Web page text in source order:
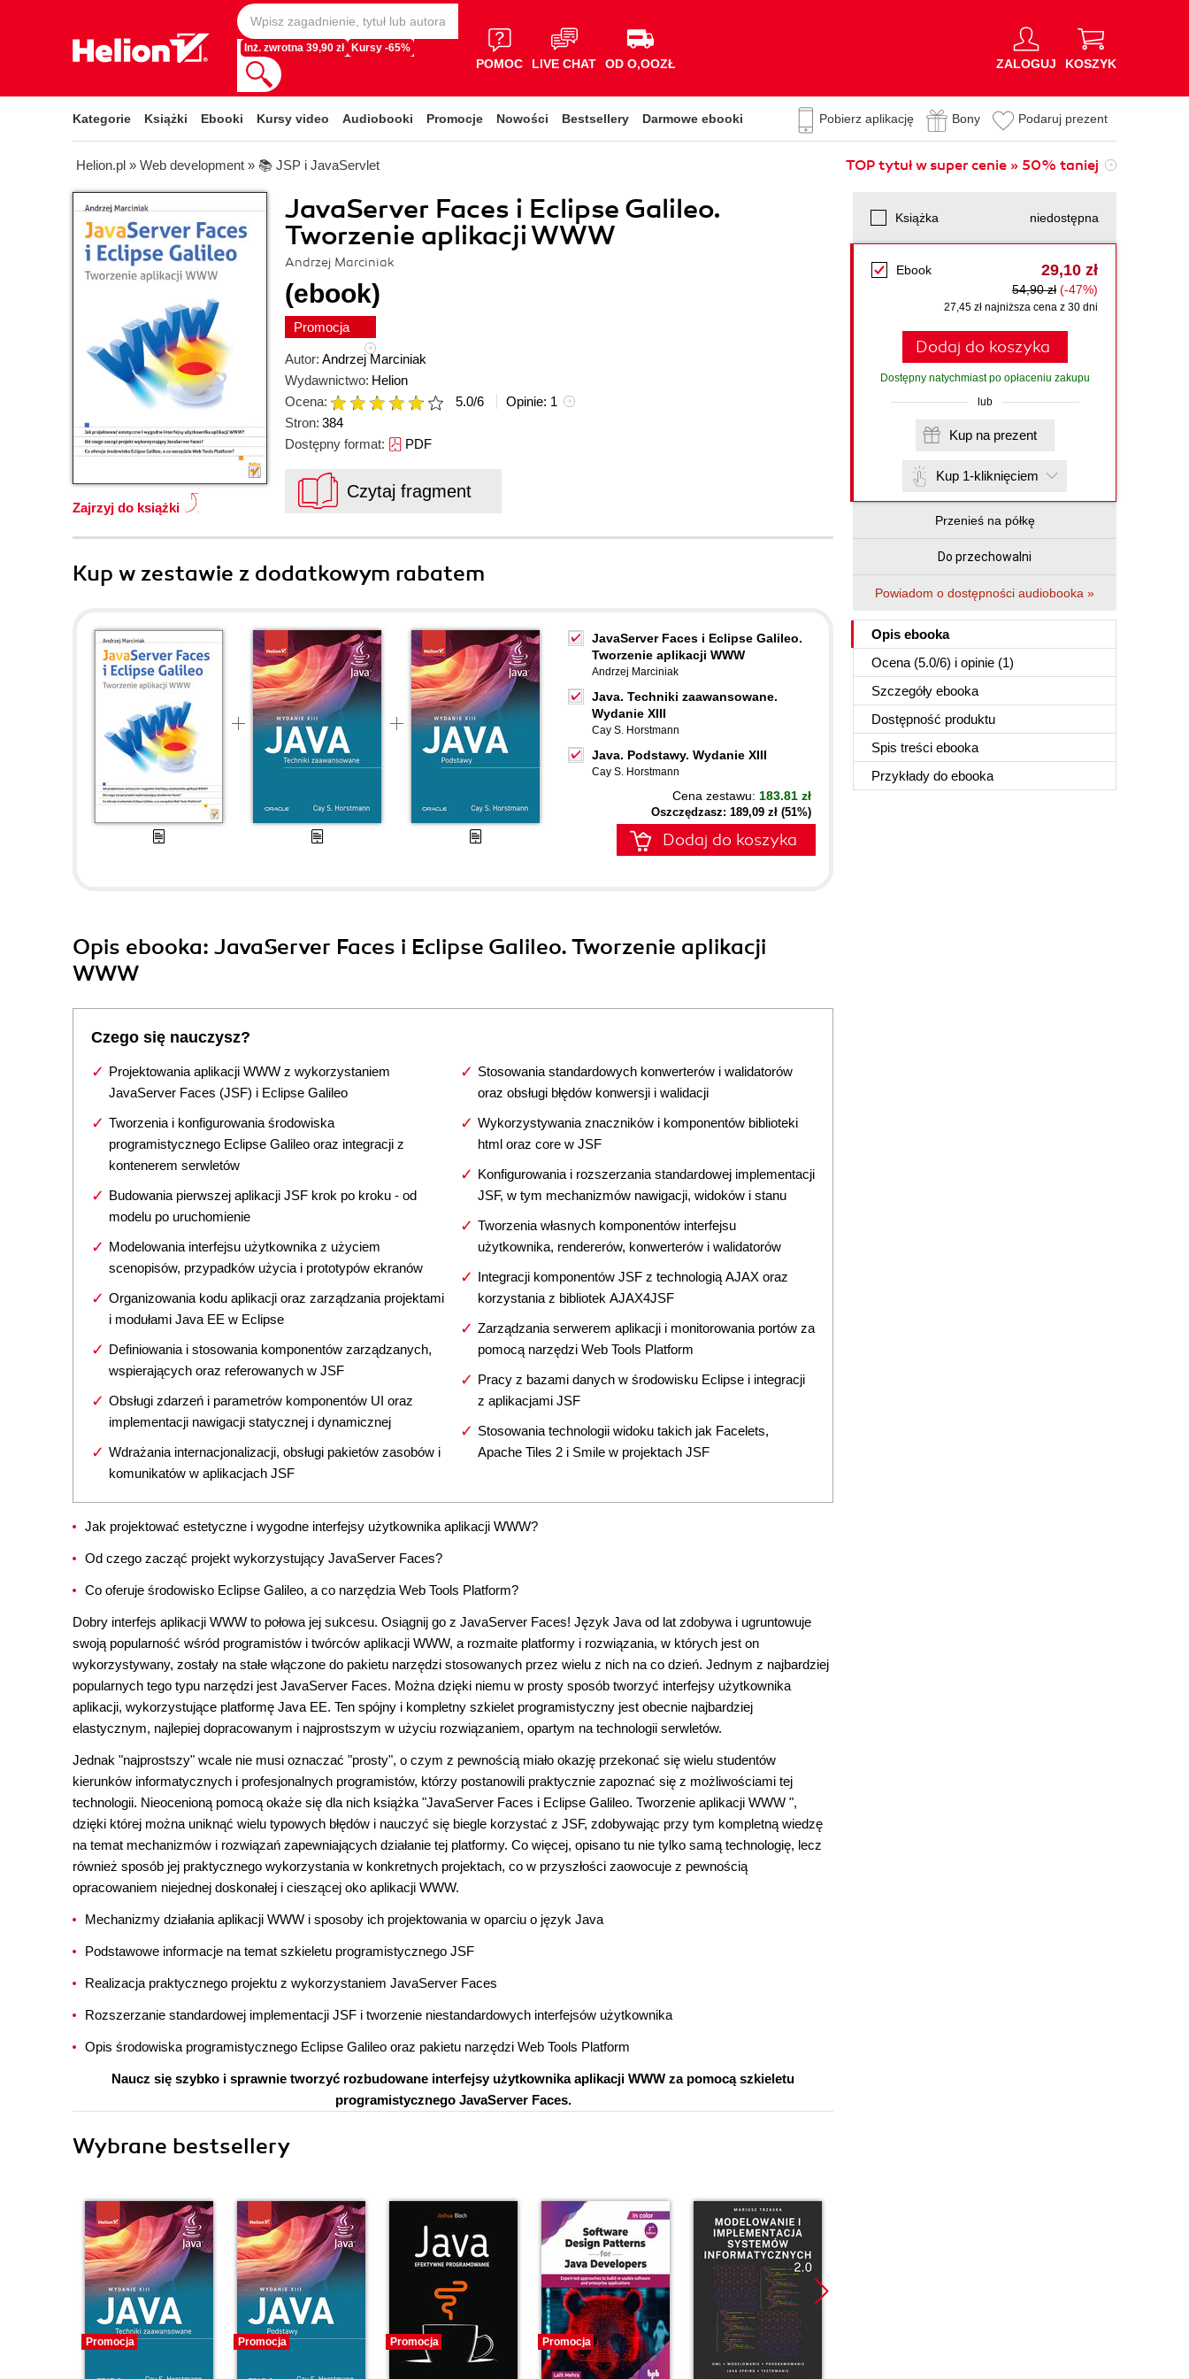
Inż. zwrotna 39,90 zł Kursy -65%
POMOC LIVE CHAT OD O,OOZŁ ZALOGUJ KOSZYK
Kategorie Książki Ebooki Kursy video Audiobooki Promocje Nowości Bestsellery Darmowe ebooki Pobierz aplikację Bony Podaruj prezent
Helion.pl » Web development » 📚 JSP i JavaServlet TOP tytuł w super cenie » 50% taniej
JavaServer Faces i Eclipse Galileo.
Tworzenie aplikacji WWW
Andrzej Marciniak
(ebook)
Promocja
Zajrzyj do książki
Autor: Andrzej Marciniak
Wydawnictwo: Helion
Ocena:
5.0/6 Opinie: 1
Stron: 384
Dostępny format: PDF
Czytaj fragment
Książka niedostępna
Ebook 29,10 zł
54,90 zł (-47%)
27,45 zł najniższa cena z 30 dni
Dodaj do koszyka
Dostępny natychmiast po opłaceniu zakupu
lub
Kup na prezent
Kup 1-kliknięciem
Przenieś na półkę
Do przechowalni
Powiadom o dostępności audiobooka »
Opis ebooka
Ocena (5.0/6) i opinie (1)
Szczegóły ebooka
Dostępność produktu
Spis treści ebooka
Przykłady do ebooka
Kup w zestawie z dodatkowym rabatem
JavaServer Faces i Eclipse Galileo.
Tworzenie aplikacji WWW
Andrzej Marciniak
Java. Techniki zaawansowane.
Wydanie XIII
Cay S. Horstmann
Java. Podstawy. Wydanie XIII
Cay S. Horstmann
Cena zestawu: 183.81 zł
Oszczędzasz: 189,09 zł (51%)
Dodaj do koszyka
Opis ebooka: JavaServer Faces i Eclipse Galileo. Tworzenie aplikacji
WWW
Czego się nauczysz?
Projektowania aplikacji WWW z wykorzystaniem
JavaServer Faces (JSF) i Eclipse Galileo
Tworzenia i konfigurowania środowiska
programistycznego Eclipse Galileo oraz integracji z
kontenerem serwletów
Budowania pierwszej aplikacji JSF krok po kroku - od
modelu po uruchomienie
Modelowania interfejsu użytkownika z użyciem
scenopisów, przypadków użycia i prototypów ekranów
Organizowania kodu aplikacji oraz zarządzania projektami
i modułami Java EE w Eclipse
Definiowania i stosowania komponentów zarządzanych,
wspierających oraz referowanych w JSF
Obsługi zdarzeń i parametrów komponentów UI oraz
implementacji nawigacji statycznej i dynamicznej
Wdrażania internacjonalizacji, obsługi pakietów zasobów i
komunikatów w aplikacjach JSF
Stosowania standardowych konwerterów i walidatorów
oraz obsługi błędów konwersji i walidacji
Wykorzystywania znaczników i komponentów biblioteki
html oraz core w JSF
Konfigurowania i rozszerzania standardowej implementacji
JSF, w tym mechanizmów nawigacji, widoków i stanu
Tworzenia własnych komponentów interfejsu
użytkownika, rendererów, konwerterów i walidatorów
Integracji komponentów JSF z technologią AJAX oraz
korzystania z bibliotek AJAX4JSF
Zarządzania serwerem aplikacji i monitorowania portów za
pomocą narzędzi Web Tools Platform
Pracy z bazami danych w środowisku Eclipse i integracji
z aplikacjami JSF
Stosowania technologii widoku takich jak Facelets,
Apache Tiles 2 i Smile w projektach JSF
Jak projektować estetyczne i wygodne interfejsy użytkownika aplikacji WWW?
Od czego zacząć projekt wykorzystujący JavaServer Faces?
Co oferuje środowisko Eclipse Galileo, a co narzędzia Web Tools Platform?
Dobry interfejs aplikacji WWW to połowa jej sukcesu. Osiągnij go z JavaServer Faces! Język Java od lat zdobywa i ugruntowuje
swoją popularność wśród programistów i twórców aplikacji WWW, a rozmaite platformy i rozwiązania, w których jest on
wykorzystywany, zostały na stałe włączone do pakietu narzędzi stosowanych przez wielu z nich na co dzień. Jednym z najbardziej
popularnych tego typu narzędzi jest JavaServer Faces. Można dzięki niemu w prosty sposób tworzyć interfejsy użytkownika
aplikacji, wykorzystujące platformę Java EE. Ten spójny i kompletny szkielet programistyczny jest obecnie najbardziej
elastycznym, najlepiej dopracowanym i najprostszym w użyciu rozwiązaniem, opartym na technologii serwletów.
Jednak "najprostszy" wcale nie musi oznaczać "prosty", o czym z pewnością miało okazję przekonać się wielu studentów
kierunków informatycznych i profesjonalnych programistów, którzy postanowili praktycznie zapoznać się z możliwościami tej
technologii. Nieocenioną pomocą okaże się dla nich książka "JavaServer Faces i Eclipse Galileo. Tworzenie aplikacji WWW ",
dzięki której można uniknąć wielu typowych błędów i nauczyć się biegle korzystać z JSF, zdobywając przy tym kompletną wiedzę
na temat mechanizmów i rozwiązań zapewniających działanie tej platformy. Co więcej, opisano tu nie tylko samą technologię, lecz
również sposób jej praktycznego wykorzystania w konkretnych projektach, co w przyszłości zaowocuje z pewnością
opracowaniem niejednej doskonałej i cieszącej oko aplikacji WWW.
Mechanizmy działania aplikacji WWW i sposoby ich projektowania w oparciu o język Java
Podstawowe informacje na temat szkieletu programistycznego JSF
Realizacja praktycznego projektu z wykorzystaniem JavaServer Faces
Rozszerzanie standardowej implementacji JSF i tworzenie niestandardowych interfejsów użytkownika
Opis środowiska programistycznego Eclipse Galileo oraz pakietu narzędzi Web Tools Platform
Naucz się szybko i sprawnie tworzyć rozbudowane interfejsy użytkownika aplikacji WWW za pomocą szkieletu
programistycznego JavaServer Faces.
Wybrane bestsellery
Promocja Promocja Promocja Promocja